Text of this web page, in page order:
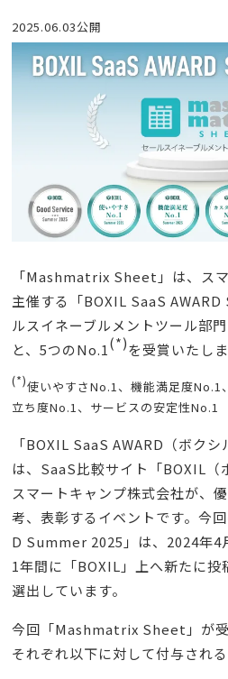
2025.06.03公開
「Mashmatrix Sheet」は、ス
主催する「BOXIL SaaS
ルスイネーブルメントツール部
と、5つのNo.1(*)を受賞いたしま
(*)使いやすさNo.1、機能満足度No.1
立ち度No.1、サービスの安定性No.1
「BOXIL SaaS AWARD（ボクシ
は、SaaS比較サイト「BOXIL（
スマートキャンプ株式会社が、
考、表彰するイベントです。今
D Summer 2025」は、2024年4
1年間に「BOXIL」上へ新たに投
選出しています。
今回「Mashmatrix Sheet」が受
それぞれ以下に対して付与される